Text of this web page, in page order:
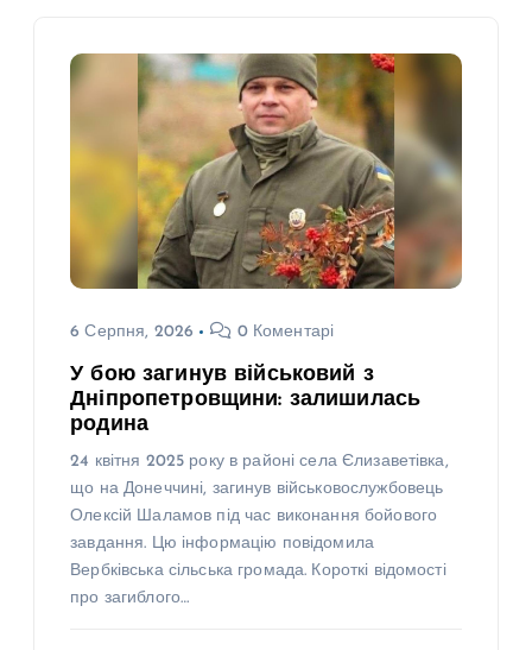
6 Серпня, 2026 0 Коментарі
У бою загинув військовий з
Дніпропетровщини: залишилась
родина
24 квітня 2025 року в районі села Єлизаветівка,
що на Донеччині, загинув військовослужбовець
Олексій Шаламов під час виконання бойового
завдання. Цю інформацію повідомила
Вербківська сільська громада. Короткі відомості
про загиблого…